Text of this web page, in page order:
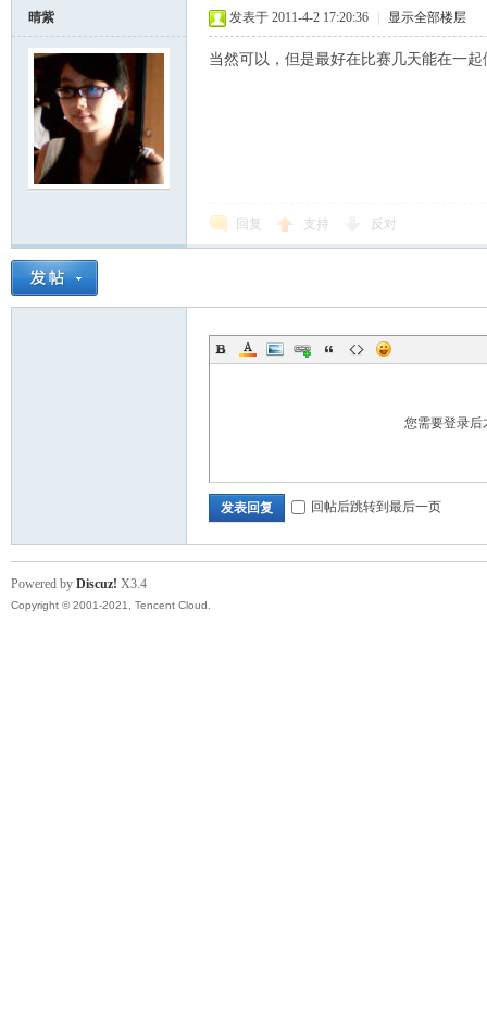
晴紫 发表于 2011-4-2 17:20:36 显示全部楼层
当然可以，但是最好在比赛几天能在一起
回复 支持 反对
您需要登录
发表回复 回帖后跳转到最后一页
Powered by Discuz! X3.4
Copyright © 2001-2021, Tencent Cloud.